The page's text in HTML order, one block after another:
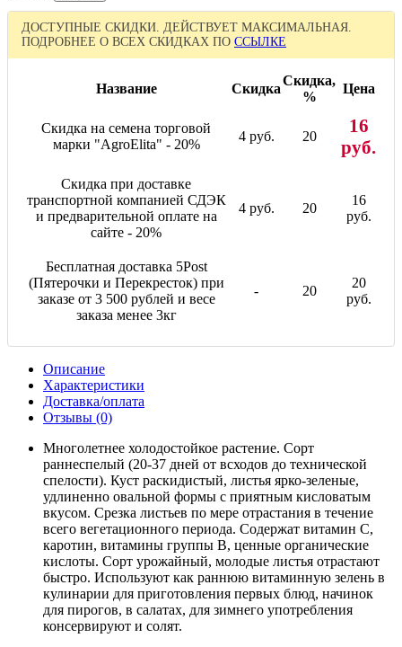
ДОСТУПНЫЕ СКИДКИ. ДЕЙСТВУЕТ МАКСИМАЛЬНАЯ.
ПОДРОБНЕЕ О ВСЕХ СКИДКАХ ПО ССЫЛКЕ
Название Скидка
Скидка,
%
Цена
Скидка на семена торговой
марки "AgroElita" - 20%
4 руб. 20
16
руб.
Скидка при доставке
транспортной компанией СДЭК
и предварительной оплате на
сайте - 20%
4 руб. 20
16
руб.
Бесплатная доставка 5Post
(Пятерочки и Перекресток) при
заказе от 3 500 рублей и весе
заказа менее 3кг
- 20
20
руб.
Описание
Характеристики
Доставка/оплата
Отзывы (0)
Многолетнее холодостойкое растение. Сорт
раннеспелый (20-37 дней от всходов до технической
спелости). Куст раскидистый, листья ярко-зеленые,
удлиненно овальной формы с приятным кисловатым
вкусом. Срезка листьев по мере отрастания в течение
всего вегетационного периода. Содержат витамин С,
каротин, витамины группы В, ценные органические
кислоты. Сорт урожайный, молодые листья отрастают
быстро. Используют как раннюю витаминную зелень в
кулинарии для приготовления первых блюд, начинок
для пирогов, в салатах, для зимнего употребления
консервируют и солят.